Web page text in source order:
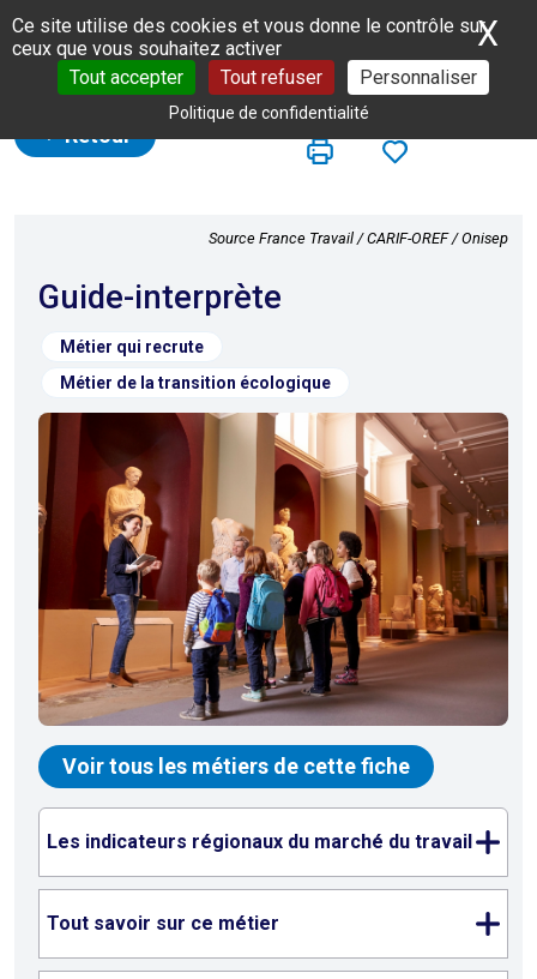
Panneau de gestion des cookies
Ce site utilise des cookies et vous donne le contrôle sur
ceux que vous souhaitez activer
Tout accepter
Tout refuser Personnaliser
Politique de confidentialité
X
Retour
Source France Travail / CARIF-OREF / Onisep
Guide-interprète
Métier qui recrute
Métier de la transition écologique
Voir tous les métiers de cette fiche
Les indicateurs régionaux du marché du travail
Tout savoir sur ce métier